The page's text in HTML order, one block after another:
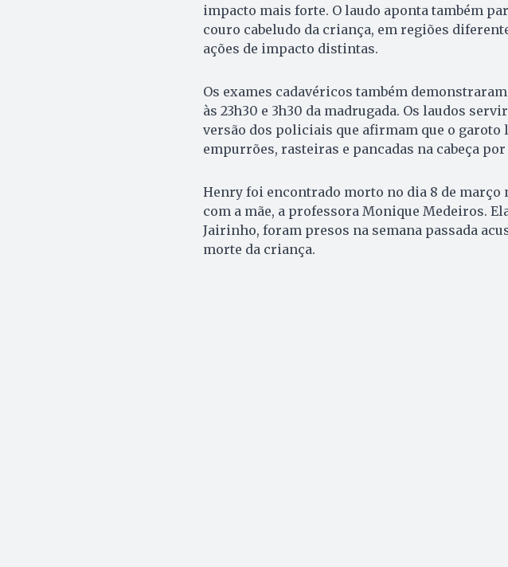
impacto mais forte. O laudo aponta também
couro cabeludo da criança, em regiões
ações de impacto distintas.
Os exames cadavéricos também
às 23h30 e 3h30 da madrugada. Os laudos
versão dos policiais que afirmam que o garoto
empurrões, rasteiras e pancadas na cabeça
Henry foi encontrado morto no dia 8 de março
com a mãe, a professora Monique Medeiros.
Jairinho, foram presos na semana passada
morte da criança.